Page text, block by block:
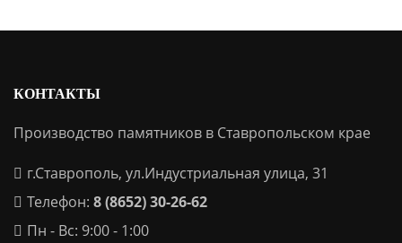
КОНТАКТЫ
Производство памятников в Ставропольском крае
г.Ставрополь, ул.Индустриальная улица, 31
Телефон: 8 (8652) 30-26-62
Пн - Вс: 9:00 - 1:00